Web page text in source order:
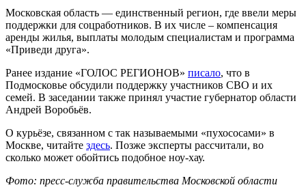
Московская область — единственный регион, где ввели меры
поддержки для соцработников. В их числе – компенсация
аренды жилья, выплаты молодым специалистам и программа
«Приведи друга».
Ранее издание «ГОЛОС РЕГИОНОВ» писало, что в
Подмосковье обсудили поддержку участников СВО и их
семей. В заседании также принял участие губернатор области
Андрей Воробьёв.
О курьёзе, связанном с так называемыми «пухососами» в
Москве, читайте здесь. Позже эксперты рассчитали, во
сколько может обойтись подобное ноу-хау.
Фото: пресс-служба правительства Московской области